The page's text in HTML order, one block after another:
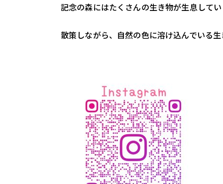
記念の森にはたくさんの生き物が生息して
散策しながら、自然の色に溶け込んでいる